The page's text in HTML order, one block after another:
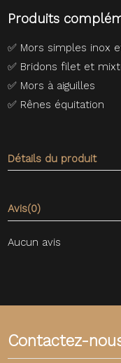
Produits
✅ Mors simples inox
✅ Bridons filet et
✅ Mors à aiguilles
✅ Rênes équitation
Détails du produit
Avis(0)
Aucun avis
Contactez-